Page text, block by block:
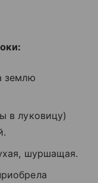
землю
в луковицу)
шуршащая.